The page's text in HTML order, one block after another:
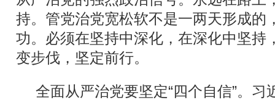
持。管党治党宽松软不是一两天形成的
功。必须在坚持中深化，在深化中坚持
变步伐，坚定前行。
全面从严治党要坚定“四个自信”。习